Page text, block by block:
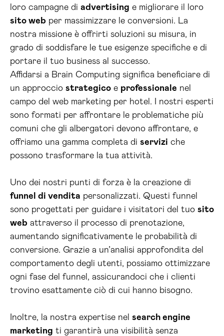
loro campagne di advertising e migliorare il loro
sito web per massimizzare le conversioni. La
nostra missione è offrirti soluzioni su misura, in
grado di soddisfare le tue esigenze specifiche e di
portare il tuo business al successo.
Affidarsi a Brain Computing significa beneficiare di
un approccio strategico e professionale nel
campo del web marketing per hotel. I nostri esperti
sono formati per affrontare le problematiche più
comuni che gli albergatori devono affrontare, e
offriamo una gamma completa di servizi che
possono trasformare la tua attività.
Uno dei nostri punti di forza è la creazione di
funnel di vendita personalizzati. Questi funnel
sono progettati per guidare i visitatori del tuo sito
web attraverso il processo di prenotazione,
aumentando significativamente le probabilità di
conversione. Grazie a un’analisi approfondita del
comportamento degli utenti, possiamo ottimizzare
ogni fase del funnel, assicurandoci che i clienti
trovino esattamente ciò di cui hanno bisogno.
Inoltre, la nostra expertise nel search engine
marketing ti garantirà una visibilità senza